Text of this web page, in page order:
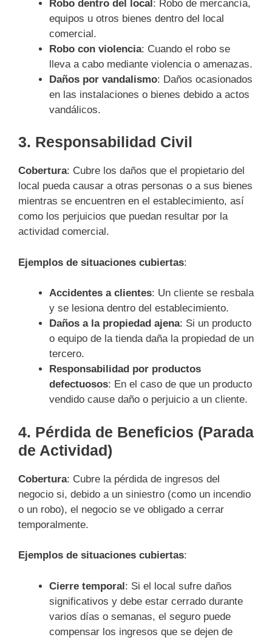
Robo dentro del local : Robo de mercancía,
equipos u otros bienes dentro del local
comercial.
Robo con violencia: Cuando el robo se
lleva a cabo mediante violencia o amenazas.
Daños por vandalismo: Daños ocasionados
en las instalaciones o bienes debido a actos
vandálicos.
3. Responsabilidad Civil
Cobertura: Cubre los daños que el propietario del
local pueda causar a otras personas o a sus bienes
mientras se encuentren en el establecimiento, así
como los perjuicios que puedan resultar por la
actividad comercial.
Ejemplos de situaciones cubiertas:
Accidentes a clientes: Un cliente se resbala
y se lesiona dentro del establecimiento.
Daños a la propiedad ajena: Si un producto
o equipo de la tienda daña la propiedad de un
tercero.
Responsabilidad por productos
defectuosos: En el caso de que un producto
vendido cause daño o perjuicio a un cliente.
4. Pérdida de Beneficios (Parada
de Actividad)
Cobertura: Cubre la pérdida de ingresos del
negocio si, debido a un siniestro (como un incendio
o un robo), el negocio se ve obligado a cerrar
temporalmente.
Ejemplos de situaciones cubiertas:
Cierre temporal: Si el local sufre daños
significativos y debe estar cerrado durante
varios días o semanas, el seguro puede
compensar los ingresos que se dejen de